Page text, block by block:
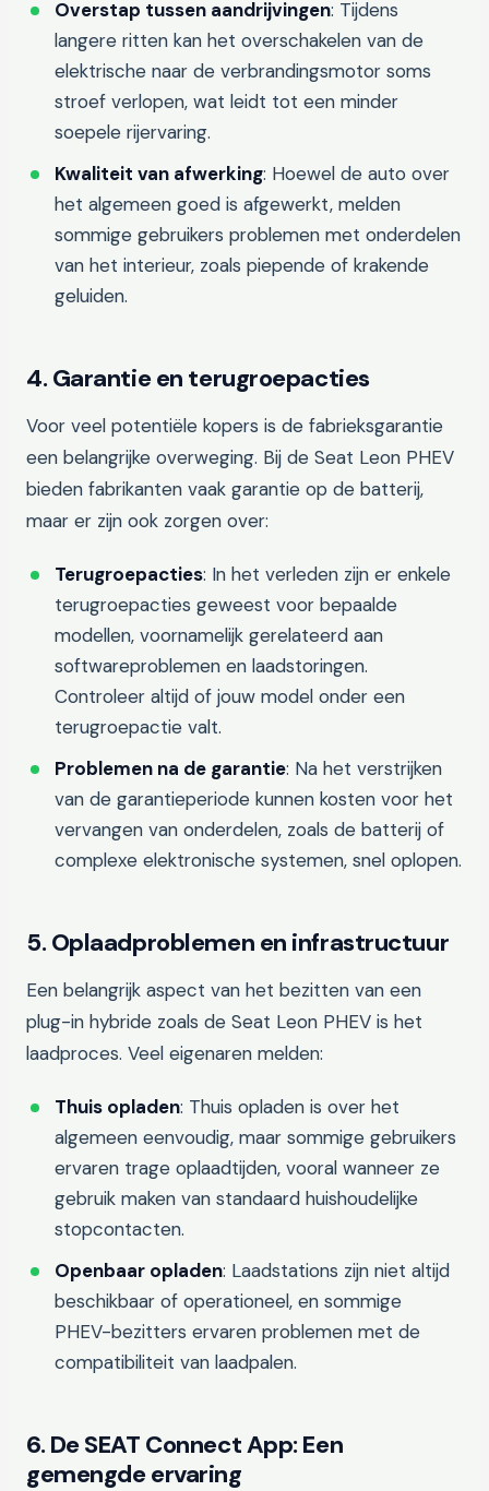
Overstap tussen aandrijvingen: Tijdens
langere ritten kan het overschakelen van de
elektrische naar de verbrandingsmotor soms
stroef verlopen, wat leidt tot een minder
soepele rijervaring.
Kwaliteit van afwerking: Hoewel de auto over
het algemeen goed is afgewerkt, melden
sommige gebruikers problemen met onderdelen
van het interieur, zoals piepende of krakende
geluiden.
4. Garantie en terugroepacties
Voor veel potentiële kopers is de fabrieksgarantie
een belangrijke overweging. Bij de Seat Leon PHEV
bieden fabrikanten vaak garantie op de batterij,
maar er zijn ook zorgen over:
Terugroepacties: In het verleden zijn er enkele
terugroepacties geweest voor bepaalde
modellen, voornamelijk gerelateerd aan
softwareproblemen en laadstoringen.
Controleer altijd of jouw model onder een
terugroepactie valt.
Problemen na de garantie: Na het verstrijken
van de garantieperiode kunnen kosten voor het
vervangen van onderdelen, zoals de batterij of
complexe elektronische systemen, snel oplopen.
5. Oplaadproblemen en infrastructuur
Een belangrijk aspect van het bezitten van een
plug-in hybride zoals de Seat Leon PHEV is het
laadproces. Veel eigenaren melden:
Thuis opladen: Thuis opladen is over het
algemeen eenvoudig, maar sommige gebruikers
ervaren trage oplaadtijden, vooral wanneer ze
gebruik maken van standaard huishoudelijke
stopcontacten.
Openbaar opladen: Laadstations zijn niet altijd
beschikbaar of operationeel, en sommige
PHEV-bezitters ervaren problemen met de
compatibiliteit van laadpalen.
6. De SEAT Connect App: Een
gemengde ervaring